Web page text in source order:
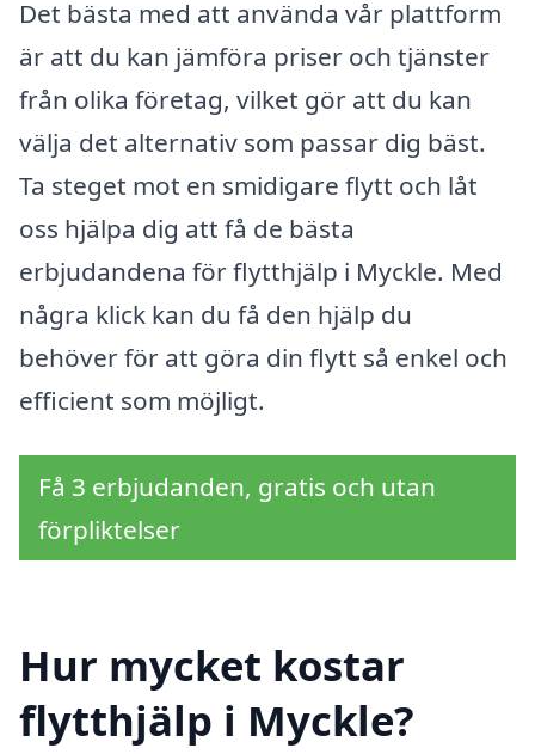
Det bästa med att använda vår plattform
är att du kan jämföra priser och tjänster
från olika företag, vilket gör att du kan
välja det alternativ som passar dig bäst.
Ta steget mot en smidigare flytt och låt
oss hjälpa dig att få de bästa
erbjudandena för flytthjälp i Myckle. Med
några klick kan du få den hjälp du
behöver för att göra din flytt så enkel och
efficient som möjligt.
Få 3 erbjudanden, gratis och utan
förpliktelser
Hur mycket kostar
flytthjälp i Myckle?